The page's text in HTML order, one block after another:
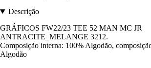
Descrição
GRÁFICOS FW22/23 TEE 52 MAN MC JR
ANTRACITE_MELANGE 3212.
Composição interna: 100% Algodão,
Algodão